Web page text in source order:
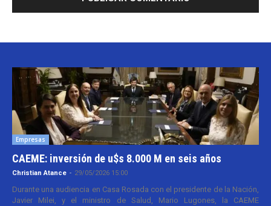
Empresas
CAEME: inversión de u$s 8.000 M en seis años
Christian Atance - 29/05/2026 15:00
Durante una audiencia en Casa Rosada con el presidente de la Nación,
Javier Milei, y el ministro de Salud, Mario Lugones, la CAEME